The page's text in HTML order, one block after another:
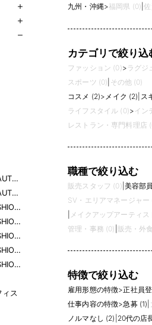
エージェントサービス BEAUTY 東日本
エージェントサービス BEAUTY 西日本
エージェントサービス FASHION 北海道
エージェントサービス FASHION 愛知
エージェントサービス FASHION 福岡
エージェントサービス FASHION 関東
エージェントサービス FASHION 関西
ス
九州・沖縄>福岡県 (0) |
カテゴリで絞り込
ファッション (0)> ラグジ
スポーツ (0) その他 (0)
コスメ (2)> メイク (2) ス
ライフスタイル (0)> イン
レストラン・専門料理店
職種で絞り込む
販売スタッフ (0) 美容部
SV・エリアマネージャー
メイクアップアーティス
管理・事務 (0) 販売・外
特徴で絞り込む
雇用形態の特徴>正社員
仕事内容の特徴>急募 (1)
ノルマなし (2) 20代の店